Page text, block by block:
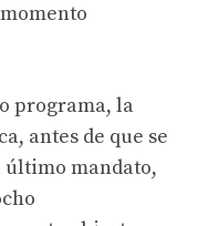
programa, la
antes de que se
mandato,